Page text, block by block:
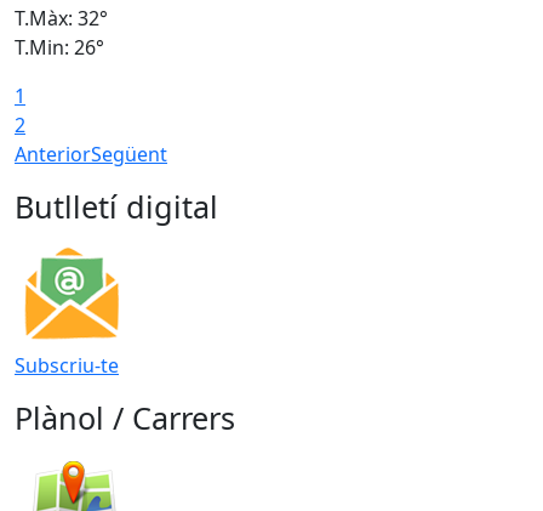
T.Màx: 32°
T.Min: 26°
1
2
AnteriorSegüent
Butlletí digital
Subscriu-te
Plànol / Carrers